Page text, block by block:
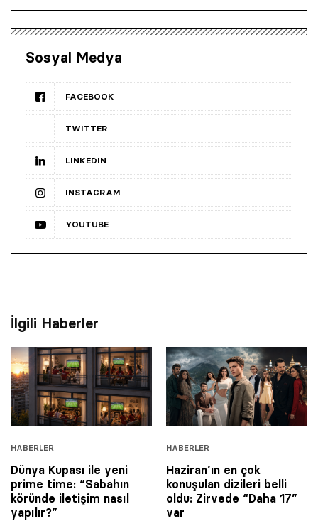
Sosyal Medya
FACEBOOK
TWITTER
LINKEDIN
INSTAGRAM
YOUTUBE
İlgili Haberler
HABERLER
Dünya Kupası ile yeni
prime time: “Sabahın
köründe iletişim nasıl
yapılır?”
HABERLER
Haziran’ın en çok
konuşulan dizileri belli
oldu: Zirvede “Daha 17”
var